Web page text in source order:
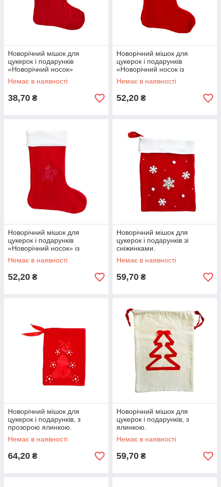
Новорічний мішок для
цукерок і подарунків
«Новорічний носок»
Немає в наявності
38,70 ₴
Новорічний мішок для
цукерок і подарунків
«Новорічний носок із
бантом»
Немає в наявності
52,20 ₴
Новорічний мішок для
цукерок і подарунків
«Новорічний носок» із
прозорою зіркою.
Немає в наявності
52,20 ₴
Новорічний мішок для
цукерок і подарунків зі
сніжинками.
Немає в наявності
59,70 ₴
Новорічний мішок для
цукерок і подарунків, з
прозорою ялинкою.
Немає в наявності
64,20 ₴
Новорічний мішок для
цукерок і подарунків, з
ялинкою.
Немає в наявності
59,70 ₴